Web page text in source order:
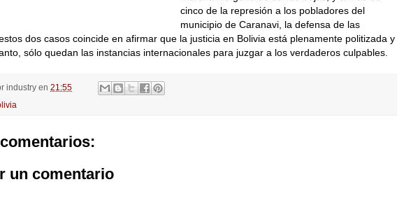
cinco de la represión a los pobladores del
municipio de Caranavi, la defensa de las
dos casos coincide en afirmar que la justicia en Bolivia está plenamente politizada y
sólo quedan las instancias internacionales para juzgar a los verdaderos culpables.
industry en 21:55
un comentario